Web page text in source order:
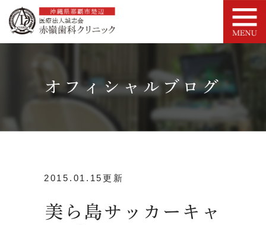
オフィシャルブログ
2015.01.15更新
美ら島サッカーキャ